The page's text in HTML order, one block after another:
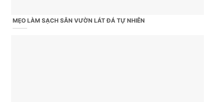
MẸO LÀM SẠCH SÂN VƯỜN LÁT ĐÁ TỰ NHIÊN